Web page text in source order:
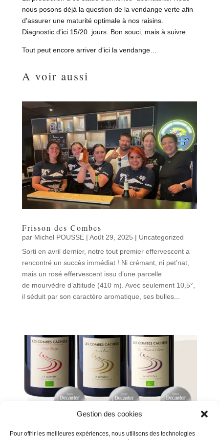
Gestion des cookies
Pour offrir les meilleures expériences, nous utilisons des technologies
nous posons déjà la question de la vendange verte afin
d’assurer une maturité optimale à nos raisins.
Diagnostic d’ici 15/20 jours. Bon souci, mais à suivre.
Tout peut encore arriver d’ici la vendange…
A voir aussi
Frisson des Combes
par Michel POUSSE| Août 29, 2025 | Uncategorized
Sorti en avril dernier, notre tout premier effervescent a
rencontré un succès immédiat ! Ni crémant, ni pet’nat,
mais un rosé effervescent issu d’une parcelle
de mourvèdre d’altitude (410 m). Avec seulement 10,5°,
il séduit par son caractère aromatique, ses bulles...